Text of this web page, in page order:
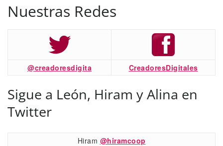
Nuestras Redes
@creadoresdigita CreadoresDigitales
Sigue a León, Hiram y Alina en
Twitter
Hiram @hiramcoop